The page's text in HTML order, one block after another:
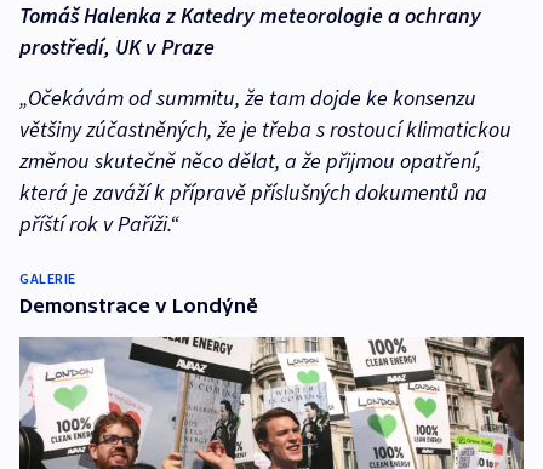
Tomáš Halenka z Katedry meteorologie a ochrany
prostředí, UK v Praze
„Očekávám od summitu, že tam dojde ke konsenzu
většiny zúčastněných, že je třeba s rostoucí klimatickou
změnou skutečně něco dělat, a že přijmou opatření,
která je zaváží k přípravě příslušných dokumentů na
příští rok v Paříži.“
GALERIE
Demonstrace v Londýně